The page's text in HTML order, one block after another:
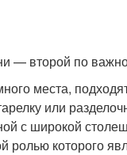
— второй по
места,
или
с широкой
которого